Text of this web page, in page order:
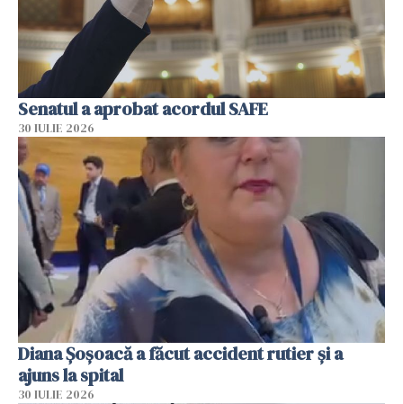
Senatul a aprobat acordul SAFE
30 IULIE 2026
Diana Șoșoacă a făcut accident rutier și a
ajuns la spital
30 IULIE 2026